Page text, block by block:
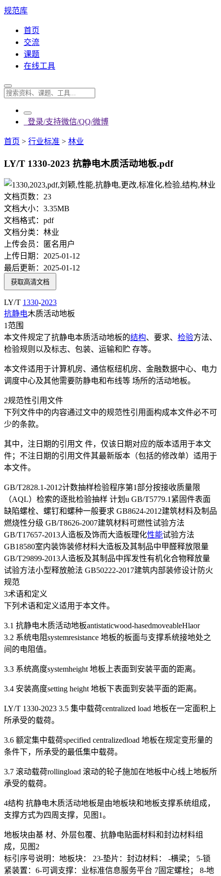
规范库
首页
交流
课题
在线工具
登录/支持微信/QQ/微博
首页 > 行业标准 > 林业
LY/T 1330-2023 抗静电木质活动地板.pdf
文档页数： 23
文档大小： 3.35MB
文档格式： pdf
文档分类： 林业
上传会员：
匿名用户
上传日期： 2025-01-12
最后更新： 2025-01-12
获取高清文档
LY/T 1330-2023
抗静电木质活动地板
1范围
本文件规定了抗静电本质活动地板的结构、要求、 检验方法、
检验规则以及标志、包装、运输和贮 存等。
本文件适用于计算机房、通信枢纽机房、金融数据中心、电力
调度中心及其他需要防静电和布线等 场所的活动地板。
2规范性引用文件
下列文件中的内容通过文中的规范性引用面构成本文件必不可
少的条款。
其中，注日期的引用文 件，仅该日期对应的版本适用于本文
件；不注日期的引用文件其最新版本（包括的修改单）适用于
本文件。
GB/T2828.1-2012计数抽样检验程序第1部分按接收质量限
（AQL）检索的逐批检验抽样 计划u GB/T5779.1紧固件表面
缺陷螺栓、螺钉和螺种一般要求 GB8624-2012建筑材料及制品
燃烧性分级 GB/T8626-2007建筑材料可燃性试验方法
GB/T17657-2013人造板及饰而大造板理化性能试验方法
GB18580室内装饰装修材料大造板及其制品中甲醛释放限量
GB/T29899-2013人造板及其制品中挥发性有机化合物释放量
试验方法小型释放舱法 GB50222-2017建筑内部装修设计防火
规范
3术语和定义
下列术语和定义适用于本文件。
3.1 抗静电木质活动地板antistaticwood-hasedmoveableHlaor
3.2 系统电阻systemresistance 地板的板面与支撑系统接地处之
间的电阻值。
3.3 系统高度systemheight 地板上表面到安装平面的距离。
3.4 安装高度setting height 地板下表面到安装平面的距离。
LY/T 1330-2023 3.5 集中载荷centralized load 地板在一定面积上
所承受的载荷。
3.6 额定集中载荷specified centralizedload 地板在规定变形量的
条件下，所承受的最低集中载荷。
3.7 滚动载荷rollingload 滚动的轮子施加在地板中心线上地板所
承受的载荷。
4结构 抗静电木质活动地板是由地板块和地板支撑系统组成，
支撑方式为四周支撑，见图1。
地板块由基 材、外层包覆、抗静电贴面材料和封边材料组
成，见图2
标引序号说明：地板块： 23-垫片：封边材料： -横梁； 5-锁
紧装置：6-可调支撑：业标准信息服务平台 7固定螺栓； 8-地